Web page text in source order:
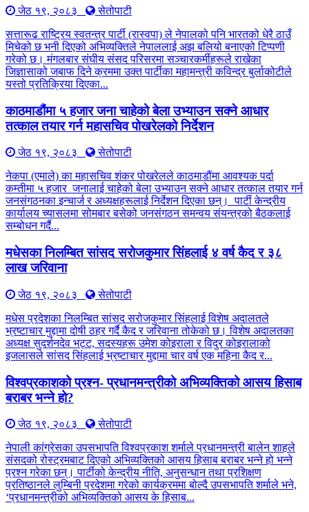
जेठ १९, २०८३
सेतोपाटी
सत्तारूढ राष्ट्रिय स्वतन्त्र पार्टी (रास्वपा) ले नेपालको पनि भारतको धेरै ठाउँ
मिचेको छ भनी दिएको अभिव्यक्तिले नेपाललाई अझ बलियो बनाएको टिप्पणी
गरेको छ। मंगलबार संघीय संसद परिसरमा सञ्चारकर्मीहरूले राखेका
जिज्ञासाको जबाफ दिने क्रममा उक्त पार्टीका महामन्त्री कविन्द्र बुर्लाकोटीले
यस्तो प्रतिक्रिया दिएका...
काठमाडौंमा ५ हजार जना चाहेको बेला उभ्याउन सक्ने आधार
तत्काल तयार गर्न महासचिव पोखरेलको निर्देशन
जेठ १९, २०८३
सेतोपाटी
नेकपा (एमाले) का महासचिव शंकर पोखरेलले काठमाडौंमा आवश्यक पर्दा
कम्तीमा ५ हजार जनालाई चाहेको बेला उभ्याउन सक्ने आधार तत्काल तयार गर्न
जनसंगठनका इन्चार्ज र अध्यक्षहरूलाई निर्देशन दिएका छन्। पार्टी केन्द्रीय
कार्यालय च्यासलमा सोमबार बसेको जनसंगठन समन्वय संयन्त्रको बैठकलाई
सम्बोधन गर्दै...
मधेसका निलम्बित सांसद सरोजकुमार सिंहलाई ४ वर्ष कैद र ३८
लाख जरिवाना
जेठ १९, २०८३
सेतोपाटी
मधेस प्रदेशका निलम्बित सांसद सरोजकुमार सिंहलाई विशेष अदालतले
भ्रष्टाचार मुद्दामा दोषी ठहर गर्दै कैद र जरिवाना तोकेको छ। विशेष अदालतका
अध्यक्ष सुदर्शनदेव भट्ट, सदस्यहरू उमेश कोइराला र विदुर कोइरालाको
इजलासले सांसद सिंहलाई भ्रष्टाचार मुद्दामा चार वर्ष एक महिना कैद र...
विश्वप्रकाशको प्रश्न- प्रधानमन्त्रीको अभिव्यक्तिको आसय हिसाब
बराबर भन्ने हो?
जेठ १९, २०८३
सेतोपाटी
नेपाली कांग्रेसका उपसभापति विश्वप्रकाश शर्माले प्रधानमन्त्री बालेन शाहले
संसदको रोस्ट्रमबाट दिएको अभिव्यक्तिको आसय हिसाब बराबर भन्ने हो भन्ने
प्रश्न गरेका छन्। पार्टीको केन्द्रीय नीति, अनुसन्धान तथा प्रशिक्षण
प्रतिष्ठानले लुम्बिनी प्रदेशमा गरेको कार्यक्रममा बोल्दै उपसभापति शर्माले भने,
‘प्रधानमन्त्रीको अभिव्यक्तिको आसय के हिसाब...